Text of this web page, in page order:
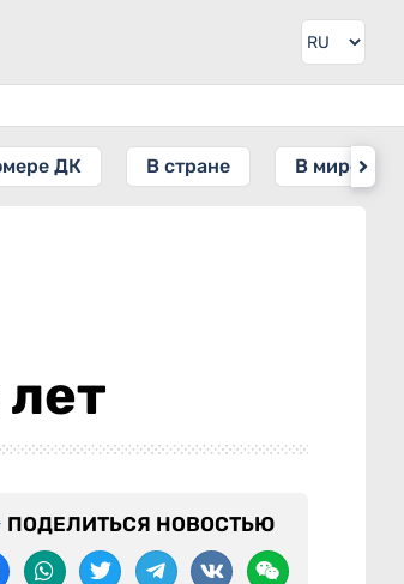
ДК В стране В мире
ПОДЕЛИТЬСЯ НОВОСТЬЮ